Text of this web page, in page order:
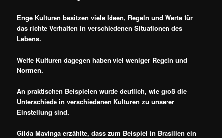
Enge Kulturen besitzen viele Ideen, Regeln und Werte für
das richte Verhalten in verschiedenen Situationen des
Lebens.
Weite Kulturen dagegen haben viel weniger Regeln und
Normen.
An praktischen Beispielen wurde deutlich, wie groß die
Unterschiede in verschiedenen Kulturen zu unserer
Einstellung sind.
Gilda Mavinga erzählte, dass zum Beispiel in Brasilien ein